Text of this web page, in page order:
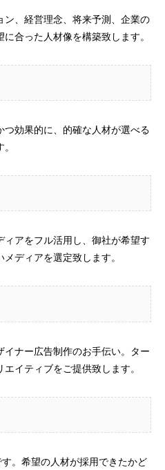
、経営理念、将来予測、企業の
合った人材像を構築致します。
効果的に、的確な人材が選べる
アをフル活用し、御社が希望す
ディアを選定致します。
ナー広告制作のお手伝い。ター
イティブをご提供致します。
。希望の人材が採用できたかど